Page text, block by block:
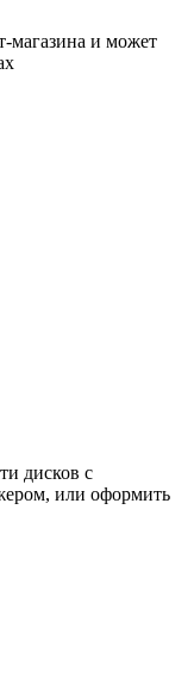
магазина и может
дисков с
или оформить